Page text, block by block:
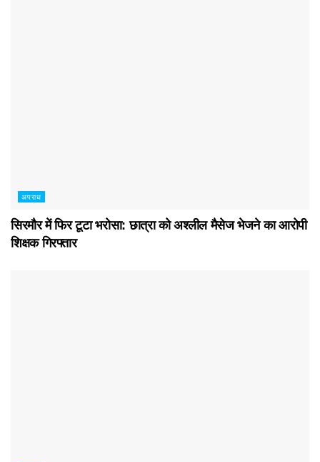
अपराध
सिरमौर में फिर टूटा भरोसा: छात्रा को अश्लील मैसेज भेजने का आरोपी
शिक्षक गिरफ्तार